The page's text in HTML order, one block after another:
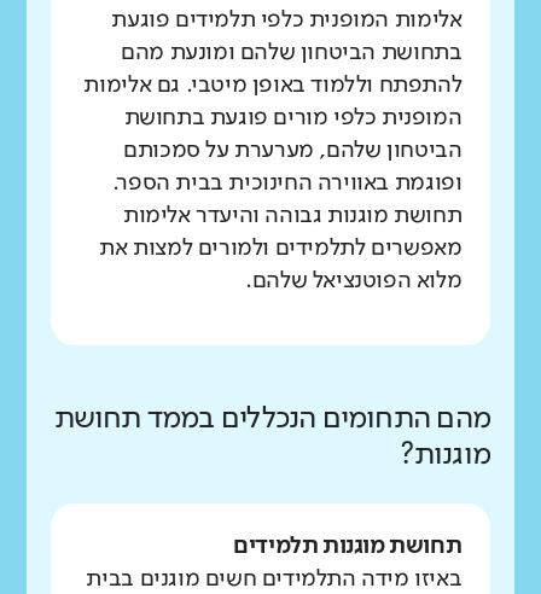
אלימות המופנית כלפי תלמידים פוגעת
בתחושת הביטחון שלהם ומונעת מהם
להתפתח וללמוד באופן מיטבי. גם אלימות
המופנית כלפי מורים פוגעת בתחושת
הביטחון שלהם, מערערת על סמכותם
ופוגמת באווירה החינוכית בבית הספר.
תחושת מוגנות גבוהה והיעדר אלימות
מאפשרים לתלמידים ולמורים למצות את
מלוא הפוטנציאל שלהם.
מהם התחומים הנכללים בממד תחושת
מוגנות?
תחושת מוגנות תלמידים
באיזו מידה התלמידים חשים מוגנים בבית